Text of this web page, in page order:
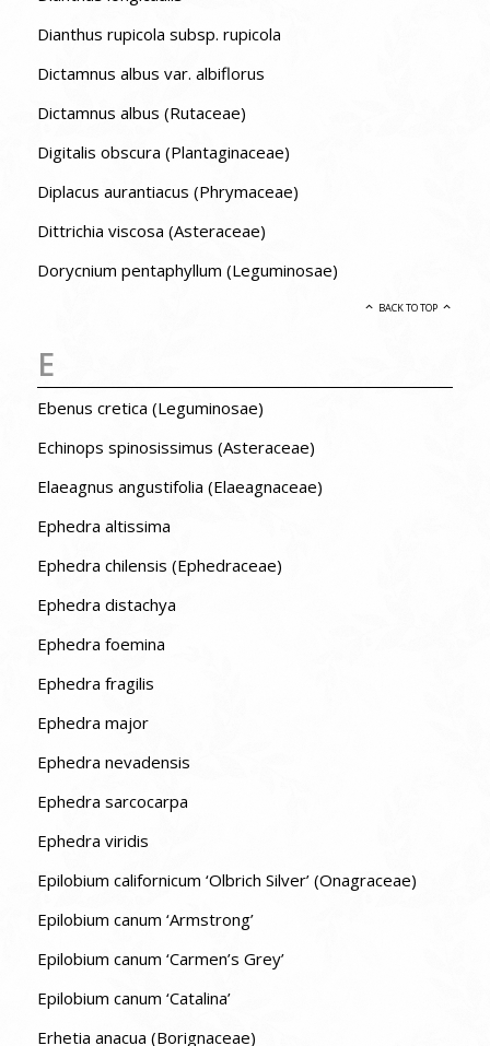
Dianthus rupicola subsp. rupicola
Dictamnus albus var. albiflorus
Dictamnus albus (Rutaceae)
Digitalis obscura (Plantaginaceae)
Diplacus aurantiacus (Phrymaceae)
Dittrichia viscosa (Asteraceae)
Dorycnium pentaphyllum (Leguminosae)
BACK TO TOP
E
Ebenus cretica (Leguminosae)
Echinops spinosissimus (Asteraceae)
Elaeagnus angustifolia (Elaeagnaceae)
Ephedra altissima
Ephedra chilensis (Ephedraceae)
Ephedra distachya
Ephedra foemina
Ephedra fragilis
Ephedra major
Ephedra nevadensis
Ephedra sarcocarpa
Ephedra viridis
Epilobium californicum ‘Olbrich Silver’ (Onagraceae)
Epilobium canum ‘Armstrong’
Epilobium canum ‘Carmen’s Grey’
Epilobium canum ‘Catalina’
Erhetia anacua (Borignaceae)